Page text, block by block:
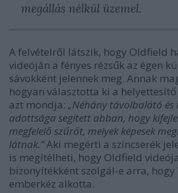
megállás nélkül üzemel.
A felvételről látszik, hogy Oldfield
videóján a fényes rézsűk az égen
sávokként jelennek meg. Annak
hogyan választotta ki a
azt mondja: „Néhány távolbalátó és
adottsága segített abban, hogy
megfelelő szűrőt, melyek képesek
látnak.”Aki megérti a színcserék
is megítélheti, hogy Oldfield
bizonyítékként szolgál-e arra, hogy
emberkéz alkotta.